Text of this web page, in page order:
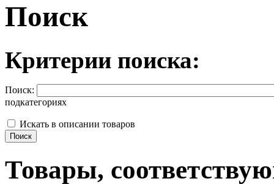
Поиск
Критерии поиска:
Поиск:
подкатегориях
Искать в описании товаров
Товары,